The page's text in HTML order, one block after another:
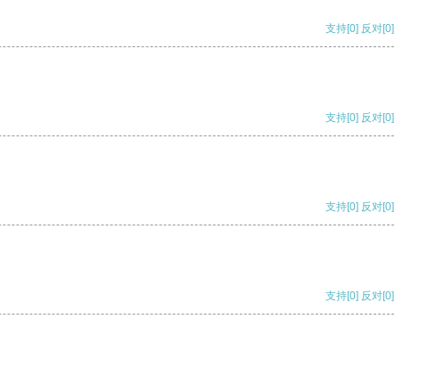
支持[0] 反对[0]
支持[0] 反对[0]
支持[0] 反对[0]
支持[0] 反对[0]